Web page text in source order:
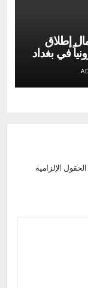
إطلاق
في بغداد
الحقول الإلزامية